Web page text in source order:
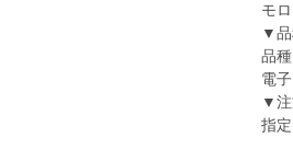
モ
▼品
品
電
▼注
指